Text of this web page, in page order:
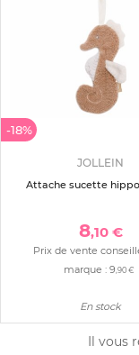
-18%
JOLLEIN
Attache sucette
8,10 €
Prix de vente
marque : 9 ,90 €
En stock
Il vous